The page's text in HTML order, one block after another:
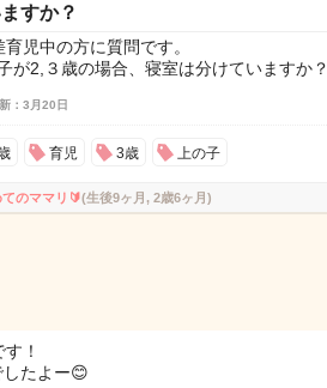
すか？
育児中の方に質問です。
子が2,３歳の場合、寝室は分けていますか？
：3月20日
育児 3歳 上の子
のママリ🔰(生後9ヶ月, 2歳6ヶ月)
！
たよー😊